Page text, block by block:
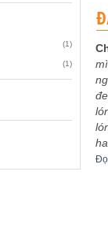
(1)
(1)